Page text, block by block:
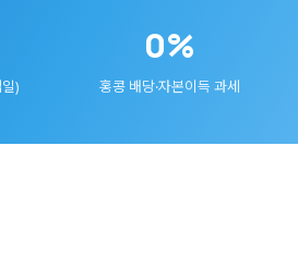
)
0%
홍콩 배당·자본이득 과세